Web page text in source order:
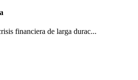
financiera de larga durac...